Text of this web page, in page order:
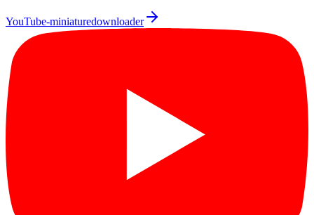
YouTube-miniaturedownloader